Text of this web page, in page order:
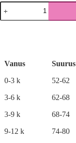
Nunnu
metsa
loomakese
Vanus Suurus
0-3 k 52-62
3-6 k 62-68
3-9 k 68-74
9-12 k 74-80